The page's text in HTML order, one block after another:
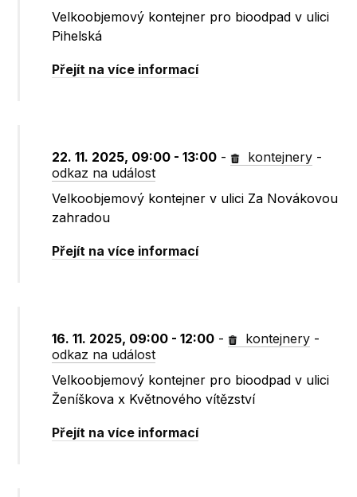
Velkoobjemový kontejner pro bioodpad v ulici
Pihelská
Přejít na více informací
22. 11. 2025, 09:00 - 13:00 - kontejnery -
odkaz na událost
Velkoobjemový kontejner v ulici Za Novákovou
zahradou
Přejít na více informací
16. 11. 2025, 09:00 - 12:00 - kontejnery -
odkaz na událost
Velkoobjemový kontejner pro bioodpad v ulici
Ženíškova x Květnového vítězství
Přejít na více informací